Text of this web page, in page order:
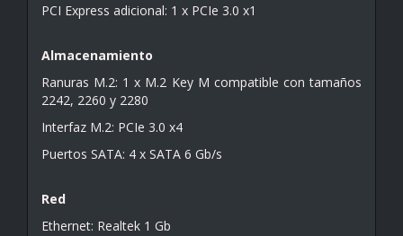
PCI Express adicional: 1 x PCIe 3.0 x1
Almacenamiento
Ranuras M.2: 1 x M.2 Key M compatible con tamaños
2242, 2260 y 2280
Interfaz M.2: PCIe 3.0 x4
Puertos SATA: 4 x SATA 6 Gb/s
Red
Ethernet: Realtek 1 Gb